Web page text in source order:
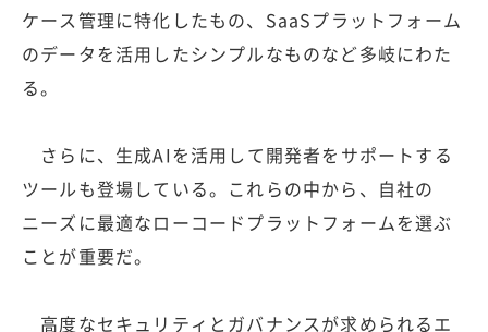
ケース管理に特化したもの、SaaSプラットフォーム
のデータを活用したシンプルなものなど多岐にわた
る。
さらに、生成AIを活用して開発者をサポートする
ツールも登場している。これらの中から、自社の
ニーズに最適なローコードプラットフォームを選ぶ
ことが重要だ。
高度なセキュリティとガバナンスが求められるエ